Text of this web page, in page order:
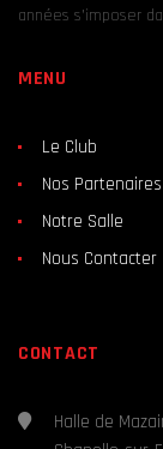
années s’imposer
MENU
Le Club
Nos Partenaires
Notre Salle
Nous Contacter
CONTACT
Halle de